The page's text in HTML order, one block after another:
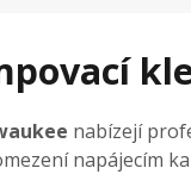
nabízejí
napájecím